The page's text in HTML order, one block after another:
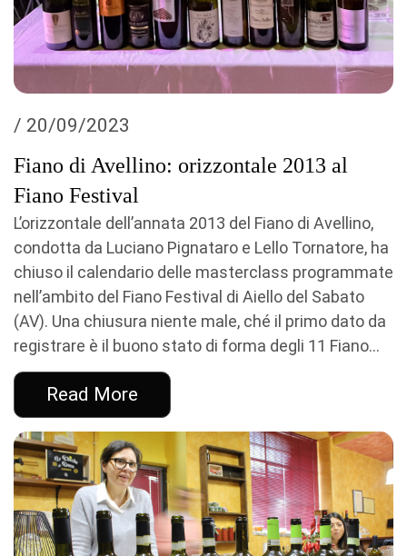
/ 20/09/2023
Fiano di Avellino: orizzontale 2013 al
Fiano Festival
L’orizzontale dell’annata 2013 del Fiano di Avellino,
condotta da Luciano Pignataro e Lello Tornatore, ha
chiuso il calendario delle masterclass programmate
nell’ambito del Fiano Festival di Aiello del Sabato
(AV). Una chiusura niente male, ché il primo dato da
registrare è il buono stato di forma degli 11 Fiano...
Read More